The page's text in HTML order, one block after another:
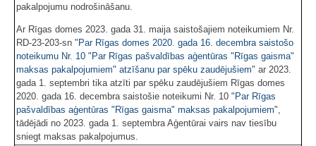
pakalpojumu nodrošināšanu.
Ar Rīgas domes 2023. gada 31. maija saistošajiem noteikumiem Nr.
RD-23-203-sn " Par Rīgas domes 2020. gada 16. decembra saistošo
noteikumu Nr. 10 "Par Rīgas pašvaldības aģentūras "Rīgas gaisma"
maksas pakalpojumiem" atzīšanu par spēku zaudējušiem" ar 2023.
gada 1. septembri tika atzīti par spēku zaudējušiem Rīgas domes
2020. gada 16. decembra saistošie noteikumi Nr. 10 " Par Rīgas
pašvaldības aģentūras "Rīgas gaisma" maksas pakalpojumiem",
tādējādi no 2023. gada 1. septembra Aģentūrai vairs nav tiesību
sniegt maksas pakalpojumus.